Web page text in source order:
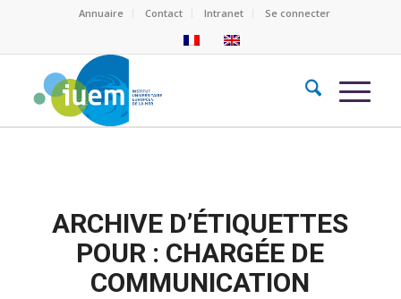
Annuaire Contact Intranet Se connecter
ARCHIVE D’ÉTIQUETTES
POUR : CHARGÉE DE
COMMUNICATION